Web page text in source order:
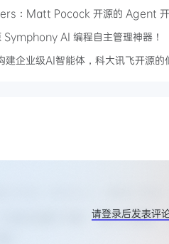
：Matt Pocock 开源的 Agent
AI 编程自主管理神器！
企业级AI智能体，科大讯飞开源的
请登录后发表评